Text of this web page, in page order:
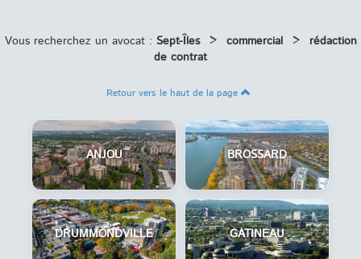
Vous recherchez un avocat : Sept-Îles > commercial >
rédaction
de contrat
Retour vers le haut de la page
ANJOU BROSSARD
DRUMMONDVILLE GATINEAU